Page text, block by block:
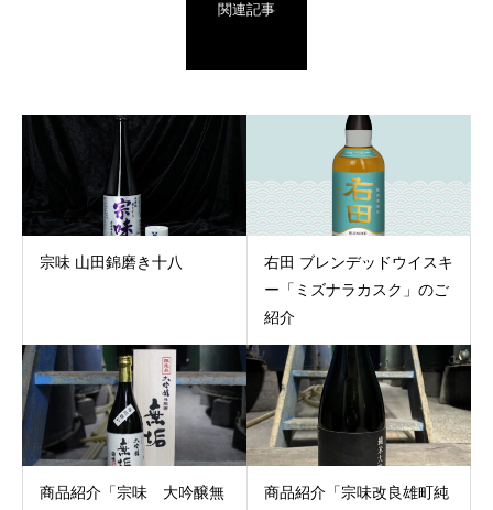
関連記事
宗味 山田錦磨き十八
右田 ブレンデッドウイスキ
ー「ミズナラカスク」のご
紹介
商品紹介「宗味 大吟醸無
商品紹介「宗味改良雄町純